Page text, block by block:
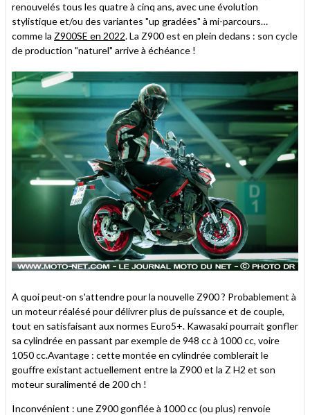
renouvelés tous les quatre à cinq ans, avec une évolution
stylistique et/ou des variantes "up gradées" à mi-parcours…
comme la Z900SE en 2022. La Z900 est en plein dedans : son cycle
de production "naturel" arrive à échéance !
A quoi peut-on s'attendre pour la nouvelle Z900 ? Probablement à
un moteur réalésé pour délivrer plus de puissance et de couple,
tout en satisfaisant aux normes Euro5+. Kawasaki pourrait gonfler
sa cylindrée en passant par exemple de 948 cc à 1000 cc, voire
1050 cc.Avantage : cette montée en cylindrée comblerait le
gouffre existant actuellement entre la Z900 et la Z H2 et son
moteur suralimenté de 200 ch !
Inconvénient : une Z900 gonflée à 1000 cc (ou plus) renvoie